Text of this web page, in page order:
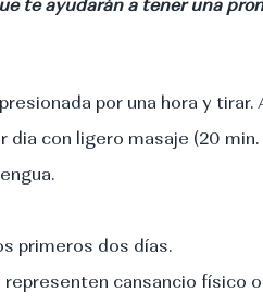
te ayudarán a tener una
por una hora y
con ligero masaje (20 min.
primeros dos días.
cansancio físico